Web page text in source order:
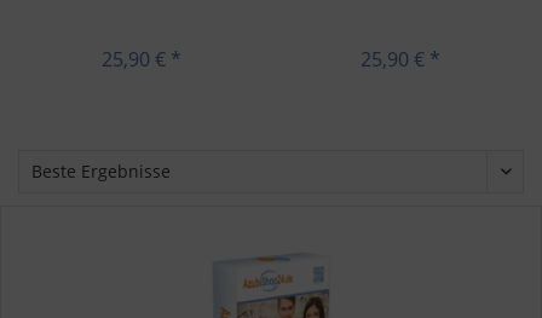
25,90 € * 25,90 € *